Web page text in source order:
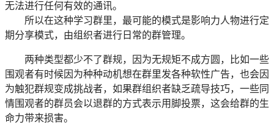
无法进行任何有效的通讯。
所以在这种学习群里，最可能的模式是影响力人物进行定
期分享模式，由组织者进行日常的群管理。
两种类型都少不了群规，因为无规矩不成方圆，比如一些
围观者有时候因为种种动机想在群里发各种软性广告，也会因
为触犯群规变成挑战者，如果群组织者缺乏疏导技巧，一些同
情围观者的群员会以退群的方式表示用脚投票，这会给群的生
命力带来损害。